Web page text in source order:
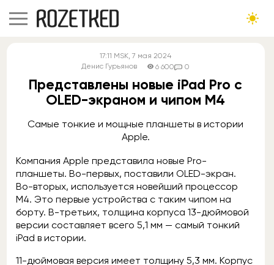
17:11 MSK, 7 мая 2024
Денис Гурьянов
6 600 0
Представлены новые iPad Pro с
OLED-экраном и чипом M4
Самые тонкие и мощные планшеты в истории
Apple.
Компания Apple представила новые Pro-
планшеты. Во-первых, поставили OLED-экран.
Во-вторых, используется новейший процессор
M4. Это первые устройства с таким чипом на
борту. В-третьих, толщина корпуса 13-дюймовой
версии составляет всего 5,1 мм — самый тонкий
iPad в истории.
11-дюймовая версия имеет толщину 5,3 мм. Корпус